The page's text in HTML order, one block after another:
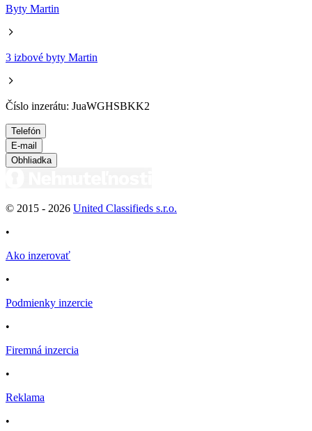
Byty Martin
3 izbové byty Martin
Číslo inzerátu: JuaWGHSBKK2
Telefón
E-mail
Obhliadka
© 2015 - 2026 United Classifieds s.r.o.
•
Ako inzerovať
•
Podmienky inzercie
•
Firemná inzercia
•
Reklama
•